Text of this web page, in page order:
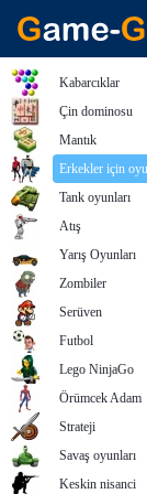
Kabarcıklar
Çin dominosu
Mantık
Erkekler için
Tank oyunları
Atış
Yarış Oyunları
Zombiler
Serüven
Futbol
Lego NinjaGo
Örümcek Adam
Strateji
Savaş oyunları
Keskin nisanci